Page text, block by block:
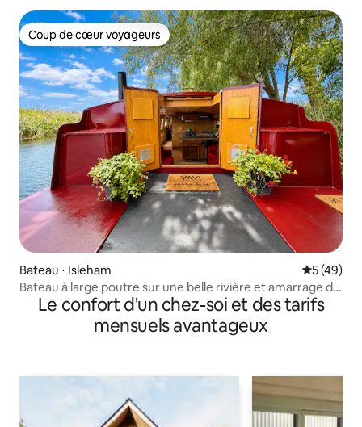
Coup de cœur voyageurs
Coup de cœur voyageurs
Bateau ⋅ Isleham
5 (49)
Bateau à large poutre sur une belle rivière et amarrage de
jardinLe confort d'un chez-soi et des tarifs
mensuels avantageux